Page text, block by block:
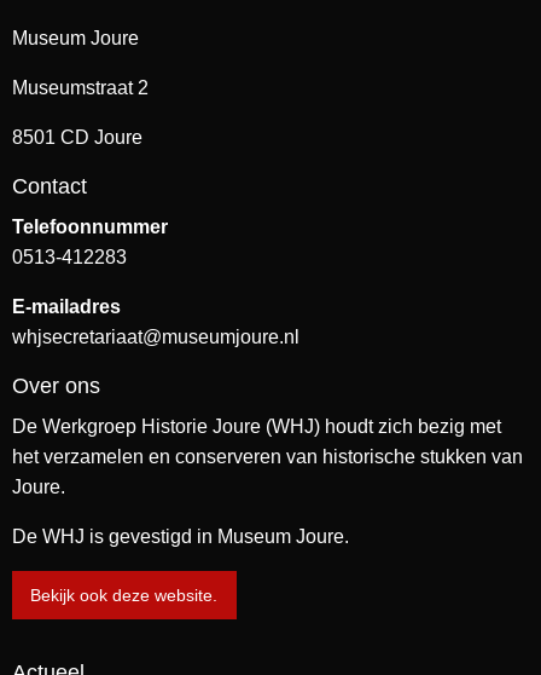
Museum Joure
Museumstraat 2
8501 CD Joure
Contact
Telefoonnummer
0513-412283
E-mailadres
whjsecretariaat@museumjoure.nl
Over ons
De Werkgroep Historie Joure (WHJ) houdt zich bezig met
het verzamelen en conserveren van historische stukken van
Joure.
De WHJ is gevestigd in Museum Joure.
Bekijk ook deze website.